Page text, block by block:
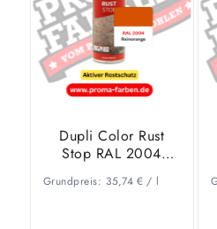
Dupli Color Rust
Stop RAL 2004
Grundpreis: 35,74 €/ l